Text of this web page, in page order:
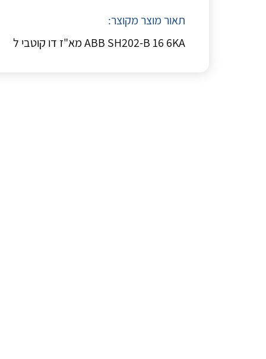
תאור מוצר מקוצר:
ABB SH202-B 16 6KA מא"ז דו קוטבי ל